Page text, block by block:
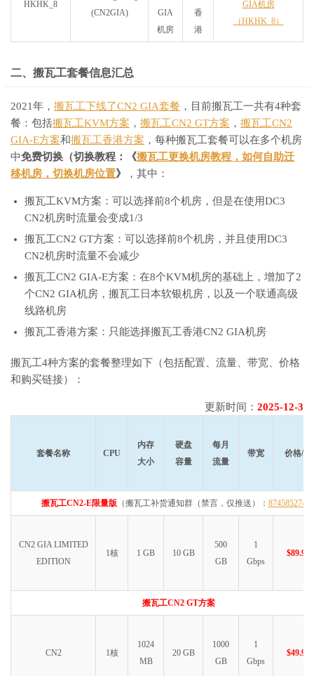
HKHK_8
(CN2GIA)
GIA
机房
香
港
GIA机房
（HKHK_8）
二、搬瓦工套餐信息汇总
2021年， 搬瓦工下线了CN2 GIA套餐 ，目前搬瓦工一共有4种套
餐：包括搬瓦工KVM方案 ， 搬瓦工CN2 GT方案 ， 搬瓦工CN2
GIA-E方案和搬瓦工香港方案 ，每种搬瓦工套餐可以在多个机房
中免费切换（切换教程：《搬瓦工更换机房教程，如何自助迁
移机房，切换机房位置》 ，其中：
搬瓦工KVM方案：可以选择前8个机房，但是在使用DC3
CN2机房时流量会变成1/3
搬瓦工CN2 GT方案：可以选择前8个机房，并且使用DC3
CN2机房时流量不会减少
搬瓦工CN2 GIA-E方案：在8个KVM机房的基础上，增加了2
个CN2 GIA机房，搬瓦工日本软银机房，以及一个联通高级
线路机房
搬瓦工香港方案：只能选择搬瓦工香港CN2 GIA机房
搬瓦工4种方案的套餐整理如下（包括配置、流量、带宽、价格
和购买链接）：
更新时间： 2025-12-3
套餐名称 CPU
内存
大小
硬盘
容量
每月
流量
带宽 价格/年
搬瓦工CN2-E限量版（搬瓦工补货通知群（禁言，仅推送）： 874585274
CN2 GIA LIMITED
EDITION
1核 1 GB 10 GB
500
GB
1
Gbps
$89.99
搬瓦工CN2 GT方案
CN2 1核
1024
MB
20 GB
1000
GB
1
Gbps
$49.99